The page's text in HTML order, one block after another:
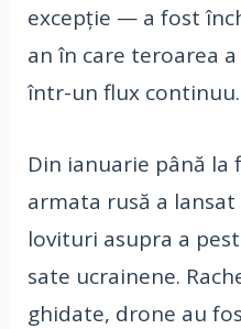
excepție — a fost
an în care teroarea
într-un flux continuu.
Din ianuarie până la
armata rusă a
lovituri asupra a
sate ucrainene.
ghidate, drone au